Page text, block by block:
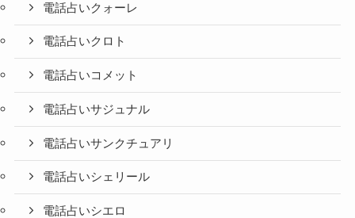
電話占いクォーレ
電話占いクロト
電話占いコメット
電話占いサジュナル
電話占いサンクチュアリ
電話占いシェリール
電話占いシエロ